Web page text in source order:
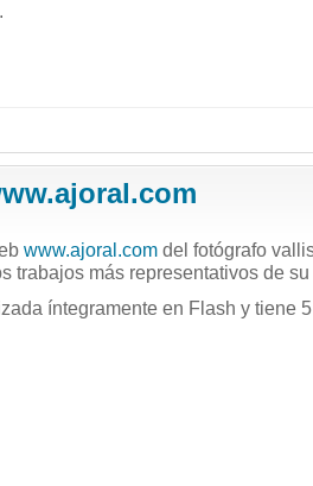
www.ajoral.com del fotógrafo
trabajos más representativos de
íntegramente en Flash y tiene